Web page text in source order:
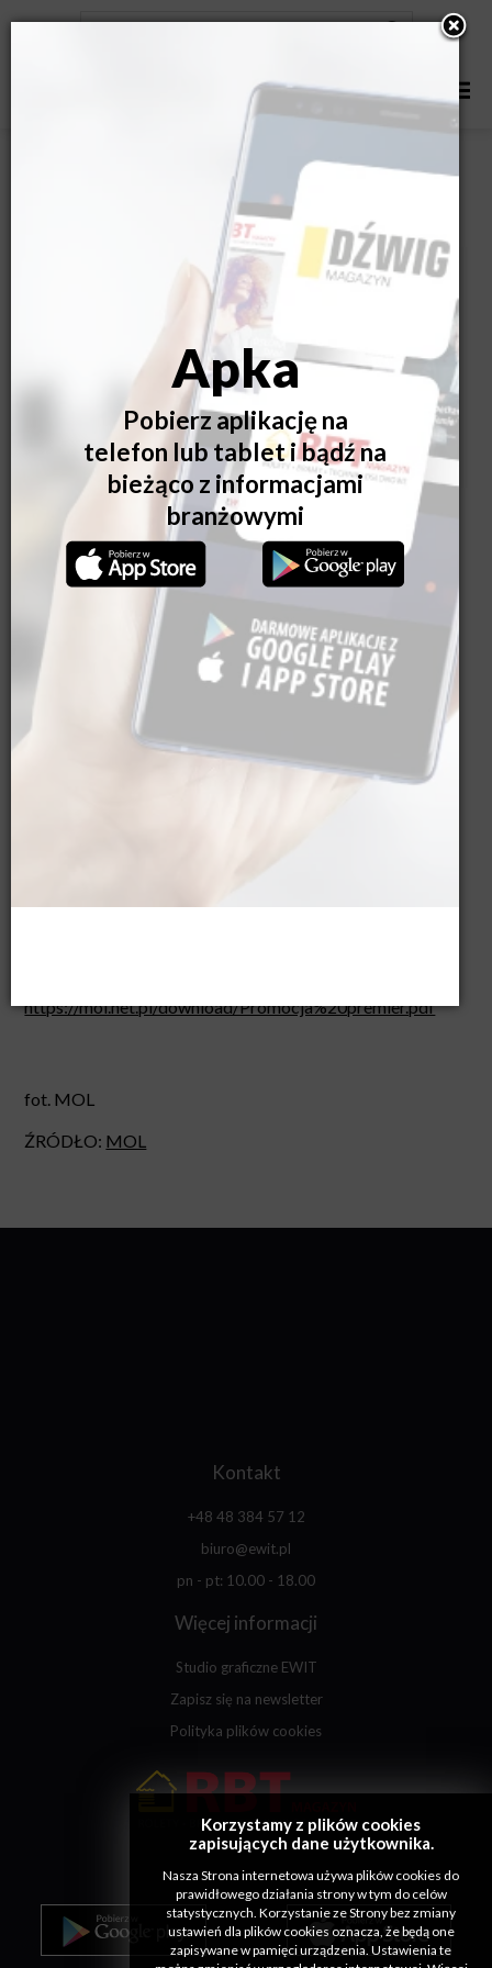
Vera-Sola to nowa pergola w ofercie firmy MOL
Vera-Sola to kombinacja techniczna trzech przesłon
przeciwsłonecznych:
pergoli tkaninowej
Jest to nasza odpowiedź na sygnały z rynku, że na czas
kryzysu ceny pergol tkaninowych i lamelowych są
niedostępne dla wielu klientów o średniej zasobności
https://mol.net.pl/download/Promocja%20premier.pdf
fot. MOL
ŹRÓDŁO: MOL
Kontakt
+48 48 384 57 12
biuro@ewit.pl
pn - pt: 10.00 - 18.00
Więcej informacji
Studio graficzne EWIT
Zapisz się na newsletter
Polityka plików cookies
Korzystamy z plików cookies
zapisujących dane użytkownika.
Nasza Strona internetowa używa plików cookies do
prawidłowego działania strony w tym do celów
statystycznych. Korzystanie ze Strony bez zmiany
ustawień dla plików cookies oznacza, że będą one
zapisywane w pamięci urządzenia. Ustawienia te